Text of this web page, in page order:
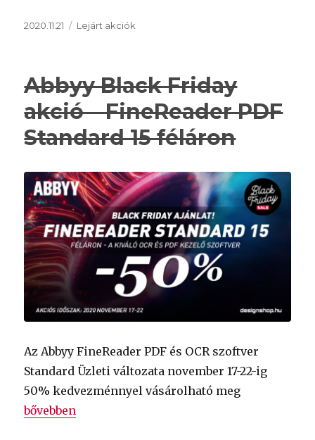
Közzétéve
2020.11.21 Kategória
Lejárt akciók
Abbyy Black Friday
akció – FineReader PDF
Standard 15 féláron
Az Abbyy FineReader PDF és OCR szoftver
Standard Üzleti változata november 17-22-ig
50% kedvezménnyel vásárolható meg
„Abbyy Black Friday akció – FineReader PDF
bővebben